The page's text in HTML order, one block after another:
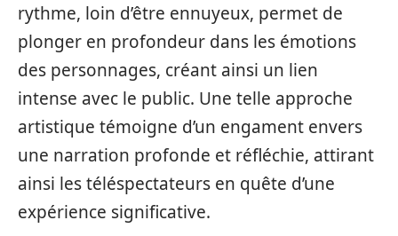
rythme, loin d’être ennuyeux, permet de
plonger en profondeur dans les émotions
des personnages, créant ainsi un lien
intense avec le public. Une telle approche
artistique témoigne d’un engament envers
une narration profonde et réfléchie, attirant
ainsi les téléspectateurs en quête d’une
expérience significative.